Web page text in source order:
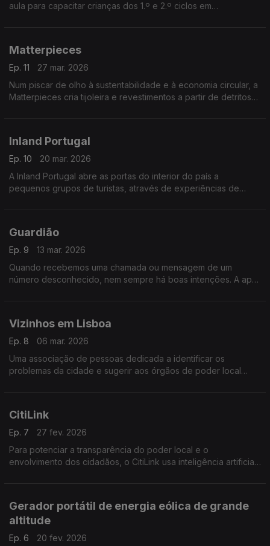
aula para capacitar crianças dos 1.º e 2.º ciclos em
Matterpieces
Ep. 11
27 mar. 2026
Num piscar de olho à sustentabilidade e à economia circular, a
Matterpieces cria tijoleira e revestimentos a partir de detritos
Inland Portugal
Ep. 10
20 mar. 2026
A Inland Portugal abre as portas do interior do país a
pequenos grupos de turistas, através de experiências de
Guardião
Ep. 9
13 mar. 2026
Quando recebemos uma chamada ou mensagem de um
número desconhecido, nem sempre há boas intenções. A app
Vizinhos em Lisboa
Ep. 8
06 mar. 2026
Uma associação de pessoas dedicada a identificar os
problemas da cidade e sugerir aos órgãos de poder local
CitiLink
Ep. 7
27 fev. 2026
Para potenciar a transparência do poder local e o
envolvimento dos cidadãos, o CitiLink usa inteligência artificial
Gerador portátil de energia eólica de grande
altitude
Ep. 6
20 fev. 2026